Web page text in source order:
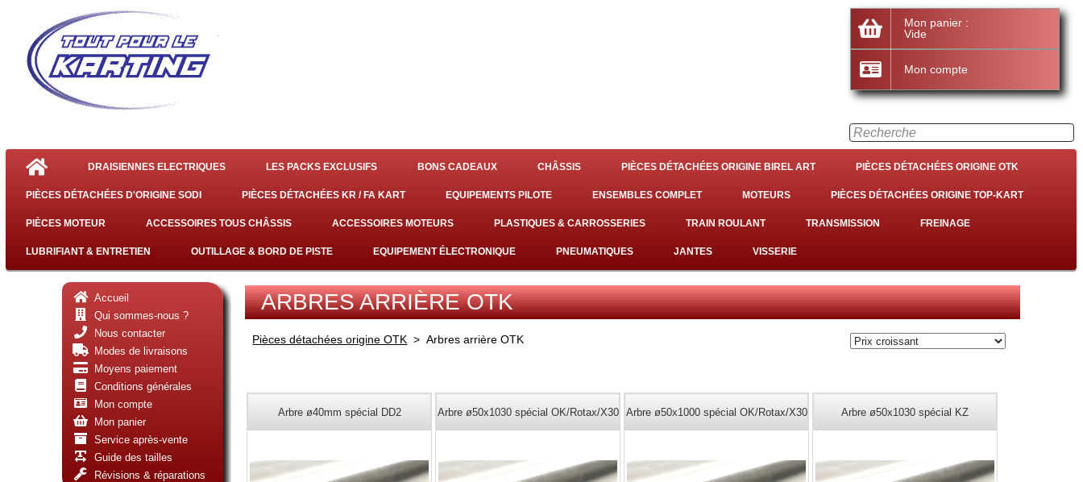
Mon panier :
Vide
Mon compte
DRAISIENNES ELECTRIQUES LES PACKS EXCLUSIFS BONS CADEAUX CHÂSSIS PIÈCES DÉTACHÉES ORIGINE BIREL ART PIÈCES DÉTACHÉES ORIGINE OTK
PIÈCES DÉTACHÉES D'ORIGINE SODI PIÈCES DÉTACHÉES KR / FA KART EQUIPEMENTS PILOTE ENSEMBLES COMPLET MOTEURS PIÈCES DÉTACHÉES ORIGINE TOP-KART
PIÈCES MOTEUR ACCESSOIRES TOUS CHÂSSIS ACCESSOIRES MOTEURS PLASTIQUES & CARROSSERIES TRAIN ROULANT TRANSMISSION FREINAGE
LUBRIFIANT & ENTRETIEN OUTILLAGE & BORD DE PISTE EQUIPEMENT ÉLECTRONIQUE PNEUMATIQUES JANTES VISSERIE
Accueil
Qui sommes-nous ?
Nous contacter
Modes de livraisons
Moyens paiement
Conditions générales
Mon compte
Mon panier
Service après-vente
Guide des tailles
Révisions & réparations
ARBRES ARRIÈRE OTK
Pièces détachées origine OTK >Arbres arrière OTK
Arbre ø40mm spécial DD2 Arbre ø50x1030 spécial OK/Rotax/X30 Arbre ø50x1000 spécial OK/Rotax/X30 Arbre ø50x1030 spécial KZ